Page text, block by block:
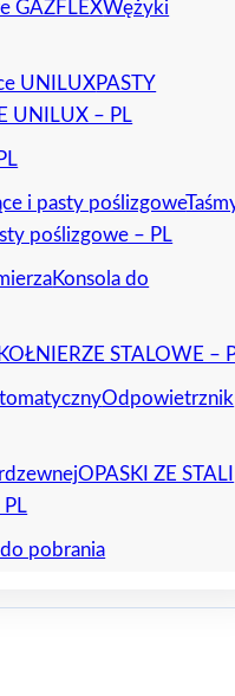
GAZFLEXWężyki
UNILUX PASTY
UNILUX – PL
i pasty poślizgowe
poślizgowe – PL
Konsola do
KOŁNIERZE STALOWE –
Odpowietrznik
OPASKI ZE STALI
PL
pobrania